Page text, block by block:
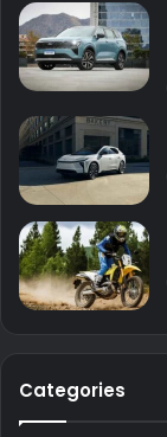
Categories